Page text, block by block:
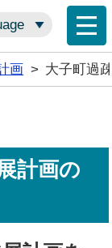
画 > 大子町過
計画の